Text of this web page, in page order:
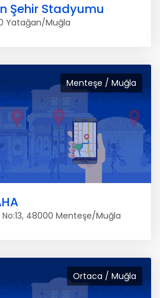
Şehir Stadyumu
Yatağan/Muğla
Menteşe / Muğla
48000 Menteşe/Muğla
Ortaca / Muğla